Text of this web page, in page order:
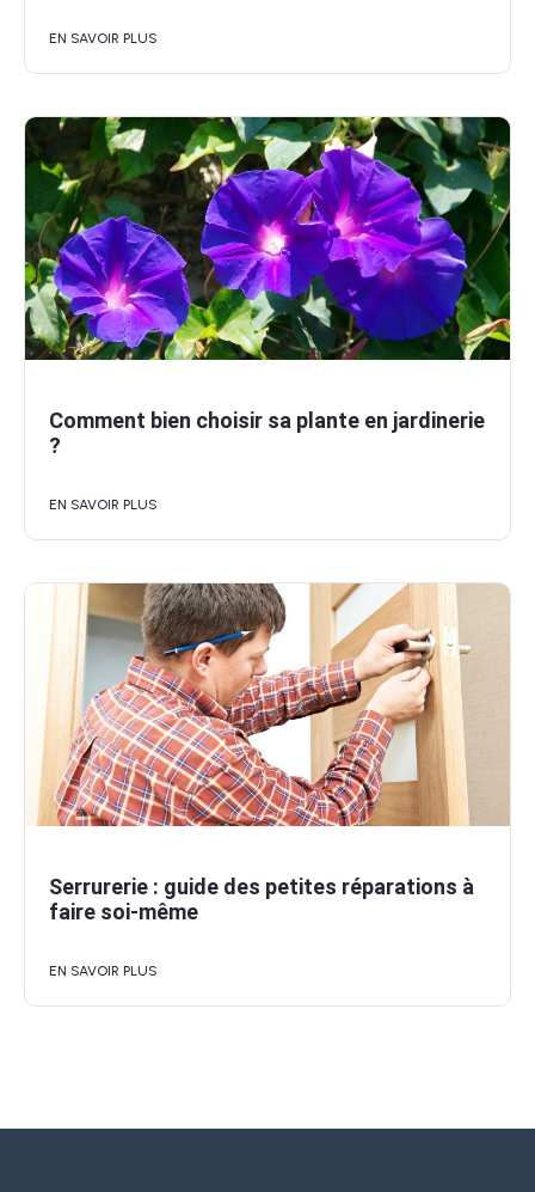
EN SAVOIR PLUS
Comment bien choisir sa plante en jardinerie
?
EN SAVOIR PLUS
Serrurerie : guide des petites réparations à
faire soi-même
EN SAVOIR PLUS